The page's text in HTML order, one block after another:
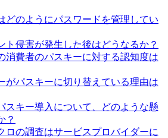
どのようにパスワードを管理してい
ト侵害が発生した後はどうなるか？
消費者のパスキーに対する認知度は
がパスキーに切り替えている理由は
スキー導入について、どのような懸
？
ロの調査はサービスプロバイダーに